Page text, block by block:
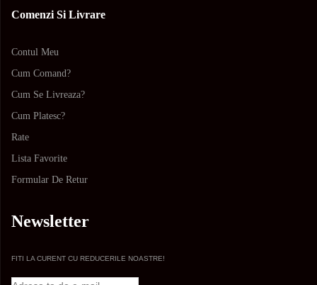
Comenzi Si Livrare
Contul Meu
Cum Comand?
Cum Se Livreaza?
Cum Platesc?
Rate
Lista Favorite
Formular De Retur
Newsletter
FITI LA CURENT CU REDUCERILE NOASTRE!